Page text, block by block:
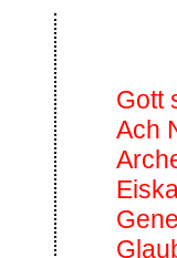
Gott
Ach